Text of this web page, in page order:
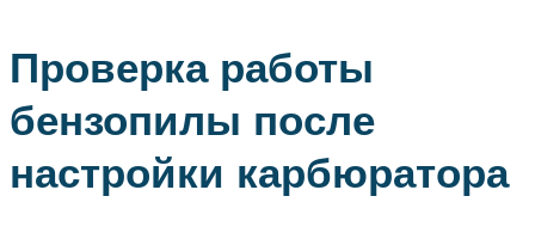
Проверка работы
бензопилы после
настройки карбюратора